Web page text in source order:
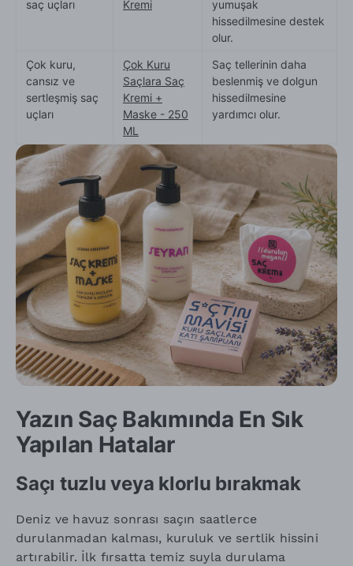
saç uçları
Kremi
yumuşak
hissedilmesine destek
olur.
Çok kuru,
cansız ve
sertleşmiş saç
uçları
Çok Kuru
Saçlara Saç
Kremi +
Maske - 250
ML
Saç tellerinin daha
beslenmiş ve dolgun
hissedilmesine
yardımcı olur.
Yazın Saç Bakımında En Sık
Yapılan Hatalar
Saçı tuzlu veya klorlu bırakmak
Deniz ve havuz sonrası saçın saatlerce
durulanmadan kalması, kuruluk ve sertlik hissini
artırabilir. İlk fırsatta temiz suyla durulama